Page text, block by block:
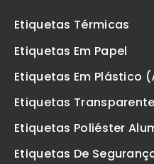
Etiquetas Térmicas
Etiquetas Em Papel
Etiquetas Em Plástico
Etiquetas
Etiquetas Poliéster
Etiquetas De